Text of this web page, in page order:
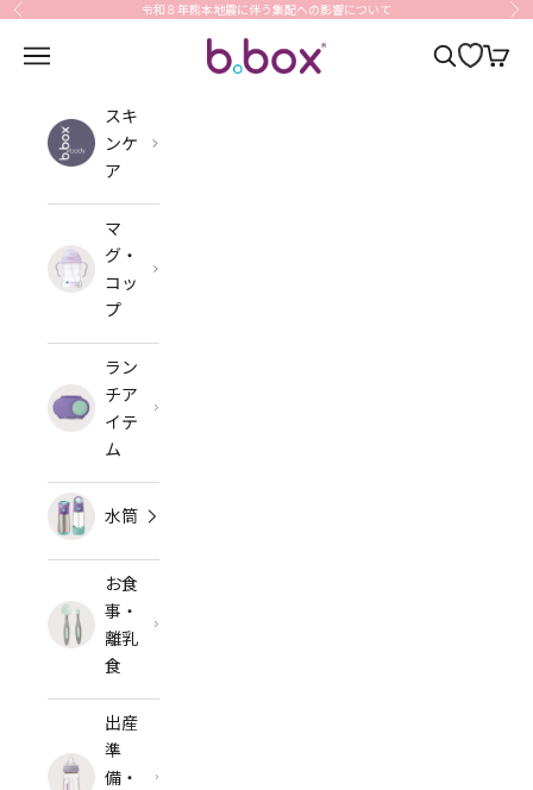
コンテンツへスキップ
前へ 令和８年熊本地震に伴う集配への影響について 次
b.box Japan
メニューを開く 検索を開く
カー
スキ
ンケ
ア
マ
グ・
コッ
プ
ラン
チア
イテ
ム
水筒
お食
事・
離乳
食
出産
準
備・